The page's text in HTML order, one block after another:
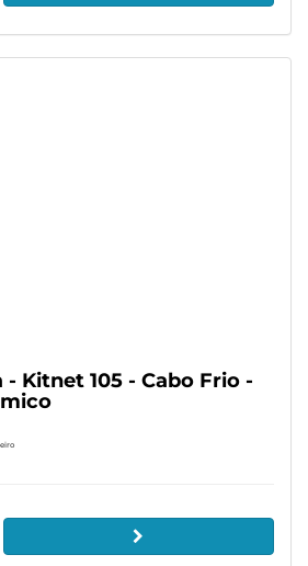
Kitnet 105 - Cabo Frio -